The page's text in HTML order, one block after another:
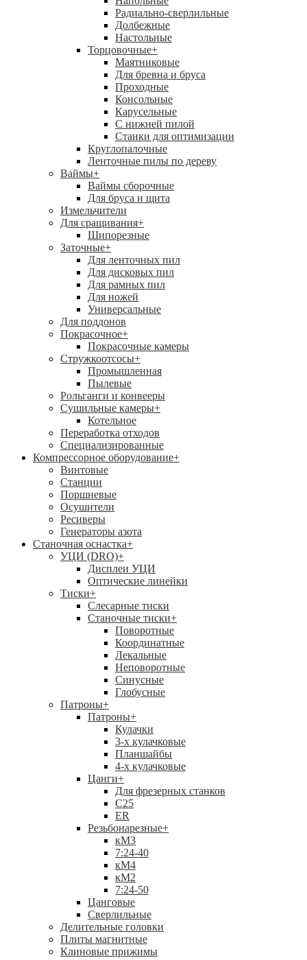
Радиально-сверлильные
Долбежные
Настольные
Торцовочные+
Маятниковые
Для бревна и бруса
Проходные
Консольные
Карусельные
С нижней пилой
Станки для оптимизации
Круглопалочные
Ленточные пилы по дереву
Ваймы+
Ваймы сборочные
Для бруса и щита
Измельчители
Для сращивания+
Шипорезные
Заточные+
Для ленточных пил
Для дисковых пил
Для рамных пил
Для ножей
Универсальные
Для поддонов
Покрасочное+
Покрасочные камеры
Стружкоотсосы+
Промышленная
Пылевые
Рольганги и конвееры
Сушильные камеры+
Котельное
Переработка отходов
Специализированные
Компрессорное оборудование+
Винтовые
Станции
Поршневые
Осушители
Ресиверы
Генераторы азота
Станочная оснастка+
УЦИ (DRO)+
Дисплеи УЦИ
Оптические линейки
Тиски+
Слесарные тиски
Станочные тиски+
Поворотные
Координатные
Лекальные
Неповоротные
Синусные
Глобусные
Патроны+
Патроны+
Кулачки
3-х кулачковые
Планшайбы
4-х кулачковые
Цанги+
Для фрезерных станков
С25
ER
Резьбонарезные+
кМ3
7:24-40
кМ4
кМ2
7:24-50
Цанговые
Сверлильные
Делительные головки
Плиты магнитные
Клиновые прижимы